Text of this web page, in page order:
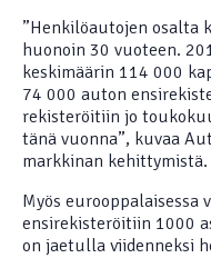
”Henkilöautojen osalta
huonoin 30 vuoteen.
keskimäärin 114 000
74 000 auton
rekisteröitiin jo
tänä vuonna”, kuvaa
markkinan kehittymistä.
Myös eurooppalaisessa
ensirekisteröitiin 1000
on jaetulla viidenneksi